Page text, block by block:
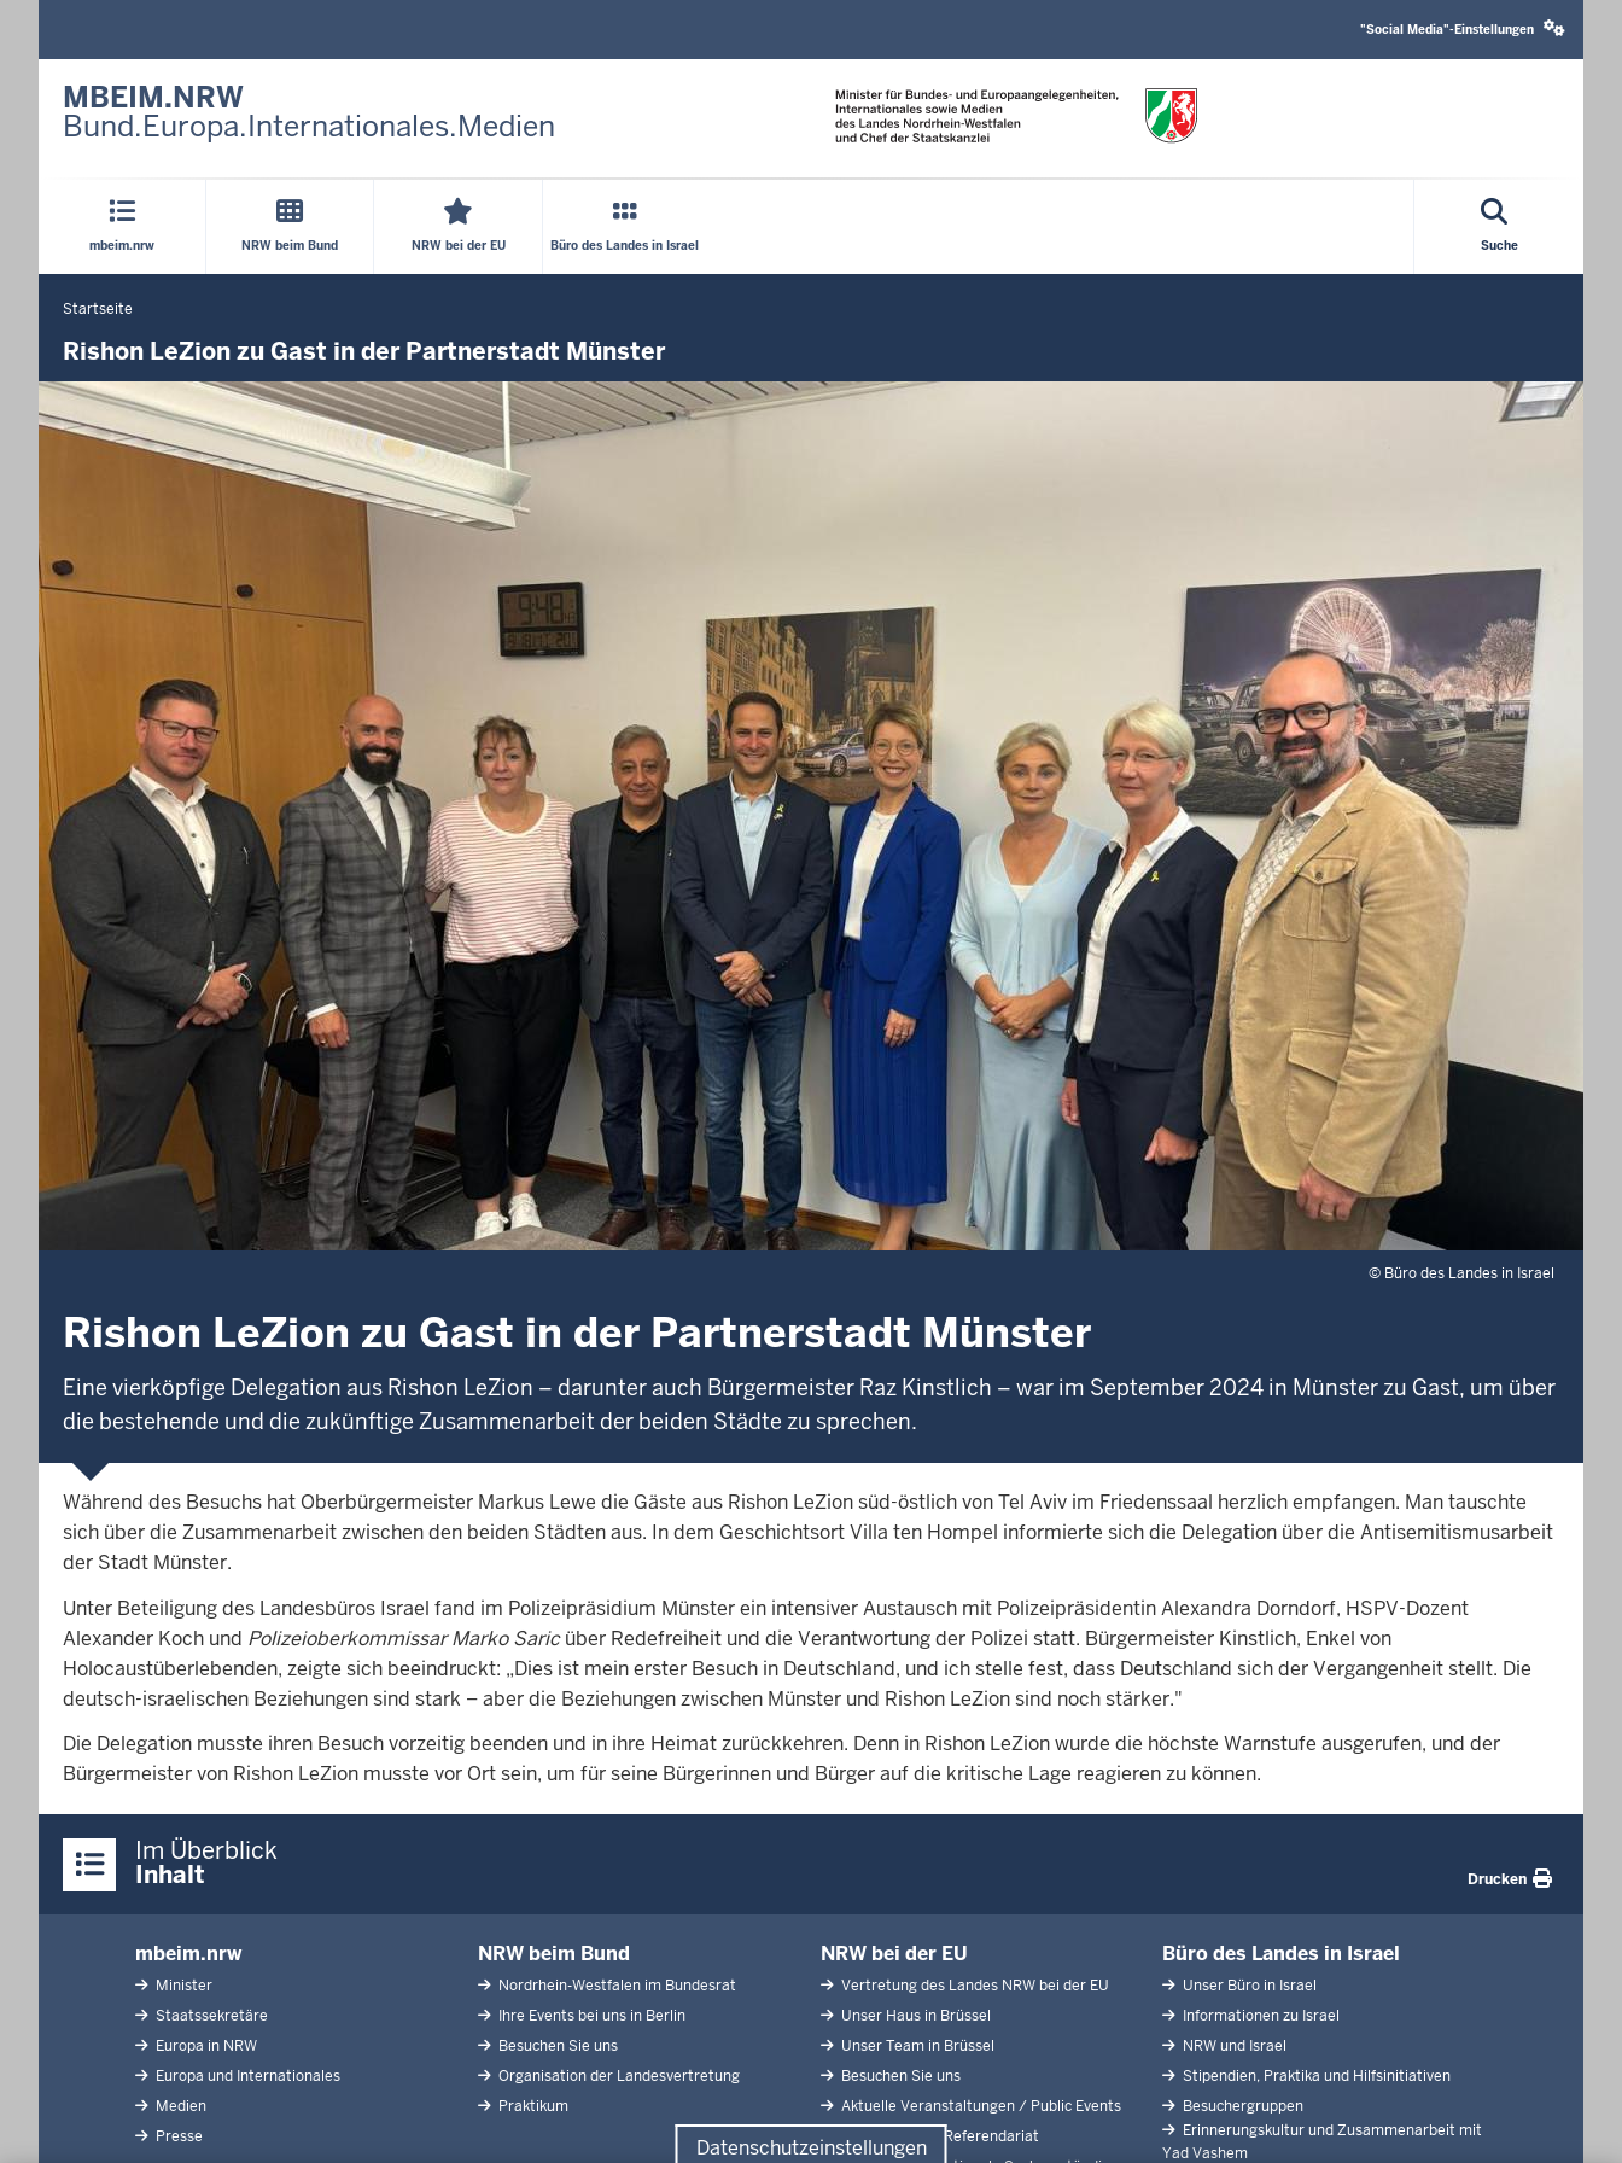
Datenschutzeinstellungen
media
"Social Media"-Einstellungen
MBEIM.NRW
Bund.Europa.Internationales.Medien
Hauptmenü
mbeim.nrw NRW beim Bund NRW bei der EU Büro des Landes in Israel Suche
Sie
befinden
hier
Startseite
Rishon LeZion zu Gast in der Partnerstadt Münster
© Büro des Landes in Israel
Rishon LeZion zu Gast in der Partnerstadt Münster
Eine vierköpfige Delegation aus Rishon LeZion – darunter auch Bürgermeister Raz Kinstlich – war im September 2024 in Münster zu Gast, um über
die bestehende und die zukünftige Zusammenarbeit der beiden Städte zu sprechen.
Während des Besuchs hat Oberbürgermeister Markus Lewe die Gäste aus Rishon LeZion süd-östlich von Tel Aviv im Friedenssaal herzlich empfangen. Man tauschte
sich über die Zusammenarbeit zwischen den beiden Städten aus. In dem Geschichtsort Villa ten Hompel informierte sich die Delegation über die Antisemitismusarbeit
der Stadt Münster.
Unter Beteiligung des Landesbüros Israel fand im Polizeipräsidium Münster ein intensiver Austausch mit Polizeipräsidentin Alexandra Dorndorf, HSPV-Dozent
Alexander Koch und Polizeioberkommissar Marko Saricüber Redefreiheit und die Verantwortung der Polizei statt. Bürgermeister Kinstlich, Enkel von
Holocaustüberlebenden, zeigte sich beeindruckt: „Dies ist mein erster Besuch in Deutschland, und ich stelle fest, dass Deutschland sich der Vergangenheit stellt. Die
deutsch-israelischen Beziehungen sind stark – aber die Beziehungen zwischen Münster und Rishon LeZion sind noch stärker."
Die Delegation musste ihren Besuch vorzeitig beenden und in ihre Heimat zurückkehren. Denn in Rishon LeZion wurde die höchste Warnstufe ausgerufen, und der
Bürgermeister von Rishon LeZion musste vor Ort sein, um für seine Bürgerinnen und Bürger auf die kritische Lage reagieren zu können.
Inhalte
Im Überblick
Inhalt Drucken
Inhaltsübersicht
mbeim.nrw
Minister
Staatssekretäre
Europa in NRW
Europa und Internationales
Medien
Presse
NRW beim Bund
Nordrhein-Westfalen im Bundesrat
Ihre Events bei uns in Berlin
Besuchen Sie uns
Organisation der Landesvertretung
Praktikum
NRW bei der EU
Vertretung des Landes NRW bei der EU
Unser Haus in Brüssel
Unser Team in Brüssel
Besuchen Sie uns
Aktuelle Veranstaltungen / Public Events
Praktikum und Referendariat
Büro des Landes in Israel
Unser Büro in Israel
Informationen zu Israel
NRW und Israel
Stipendien, Praktika und Hilfsinitiativen
Besuchergruppen
Erinnerungskultur und Zusammenarbeit mit
Yad Vashem